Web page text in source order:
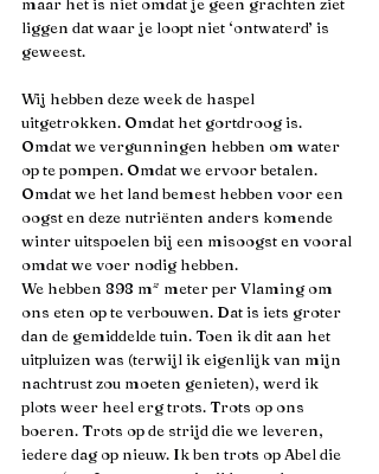
liggen dat waar je loopt niet ‘ontwaterd’ is
geweest.
Wij hebben deze week de haspel
uitgetrokken. Omdat het gortdroog is.
Omdat we vergunningen hebben om water
op te pompen. Omdat we ervoor betalen.
Omdat we het land bemest hebben voor een
oogst en deze nutriënten anders komende
winter uitspoelen bij een misoogst en vooral
omdat we voer nodig hebben.
We hebben 898 m² meter per Vlaming om
ons eten op te verbouwen. Dat is iets groter
dan de gemiddelde tuin. Toen ik dit aan het
uitpluizen was (terwijl ik eigenlijk van mijn
nachtrust zou moeten genieten), werd ik
plots weer heel erg trots. Trots op ons
boeren. Trots op de strijd die we leveren,
iedere dag op nieuw. Ik ben trots op Abel die